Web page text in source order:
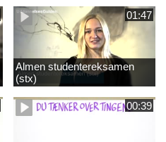
01:47
Almen studentereksamen
(stx)
00:39